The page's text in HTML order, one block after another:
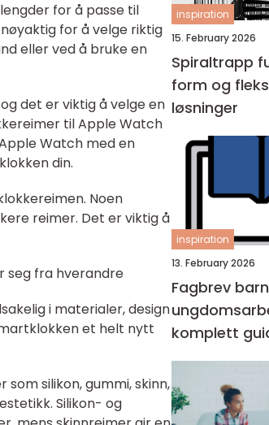
for å passe til
for å velge riktig
eller ved å bruke en
det er viktig å velge en
til Apple Watch
Watch med en
din.
Noen
reimer. Det er viktig å
seg fra hverandre
i materialer, design
et helt nytt
silikon, gummi, skinn,
Silikon- og
inspiration
15. February 2026
Spiraltrapp funksjon,
form og
løsninger
inspiration
13. February 2026
Fagbrev
komplett
voksne